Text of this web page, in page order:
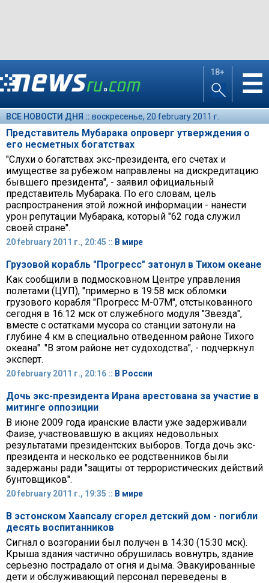
18+ ☰
ВСЕ НОВОСТИ ДНЯ :: воскресенье, 20 february 2011 г.
Представитель Мубарака опроверг утверждения о
его несметных богатствах
"Слухи о богатствах экс-президента, его счетах и
имуществе за рубежом направлены на дискредитацию
бывшего президента", - заявил официальный
представитель Мубарака. По его словам, цель
распространения этой ложной информации - нанести
урон репутации Мубарака, который "62 года служил
своей стране".
20 february 2011 г., 20:45 :: В мире
Грузовой корабль "Прогресс" затонул в Тихом океане
Как сообщили в подмосковном Центре управления
полетами (ЦУП), "примерно в 19:58 мск обломки
грузового корабля "Прогресс М-07М", отстыкованного
сегодня в 16:12 мск от служебного модуля "Звезда",
вместе с остатками мусора со станции затонули на
глубине 4 км в специально отведенном районе Тихого
океана". "В этом районе нет судоходства", - подчеркнул
эксперт.
20 february 2011 г., 20:16 :: В России
Дочь экс-президента Ирана арестована за участие в
митинге оппозиции
В июне 2009 года иранские власти уже задерживали
Фаизе, участвовавшую в акциях недовольных
результатами президентских выборов. Тогда дочь экс-
президента и несколько ее родственников были
задержаны ради "защиты от террористических действий
бунтовщиков".
20 february 2011 г., 19:35 :: В мире
В эстонском Хаапсалу сгорел детский дом - погибли
десять воспитанников
Сигнал о возгорании был получен в 14:30 (15:30 мск).
Крыша здания частично обрушилась вовнутрь, здание
серьезно пострадало от огня и дыма. Эвакуированные
дети и обслуживающий персонал переведены в